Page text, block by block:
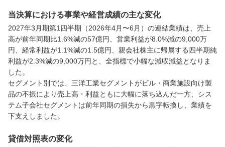
当決算における事業や経営成績の主な変化
2027年3月期第1四半期（2026年4月〜6月）の連結業績は、売上
高が前年同期比1.6%減の57億円、営業利益が8.0%減の9,000万
円、経常利益が1.1%減の1.5億円、親会社株主に帰属する四半期純
利益が2.3%減の9,000万円と、全指標で小幅な減収減益となりま
した。
セグメント別では、三洋工業セグメントがビル・商業施設向け製
品の不振により売上高・利益ともに大幅に落ち込んだ一方、シス
テム子会社セグメントは前年同期の損失から黒字転換し、業績を
下支えしました。
貸借対照表の変化